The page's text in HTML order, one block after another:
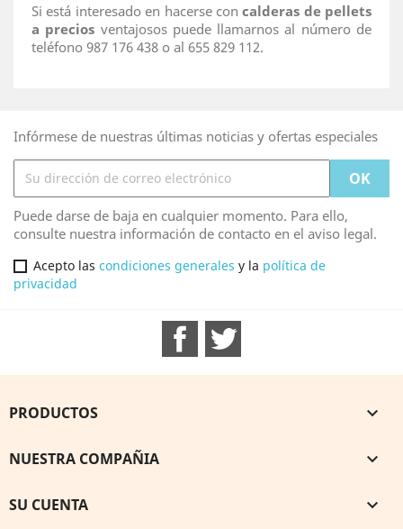
Si está interesado en hacerse concalderas de pellets
a precios ventajosos puede llamarnos al número de
teléfono 987 176 438 o al 655 829 112.
Infórmese de nuestras últimas noticias y ofertas especiales
Puede darse de baja en cualquier momento. Para ello,
consulte nuestra información de contacto en el aviso legal.
Acepto las condiciones generales y la política de
privacidad
Facebook
PRODUCTOS 
NUESTRA COMPAÑIA 
SU CUENTA 